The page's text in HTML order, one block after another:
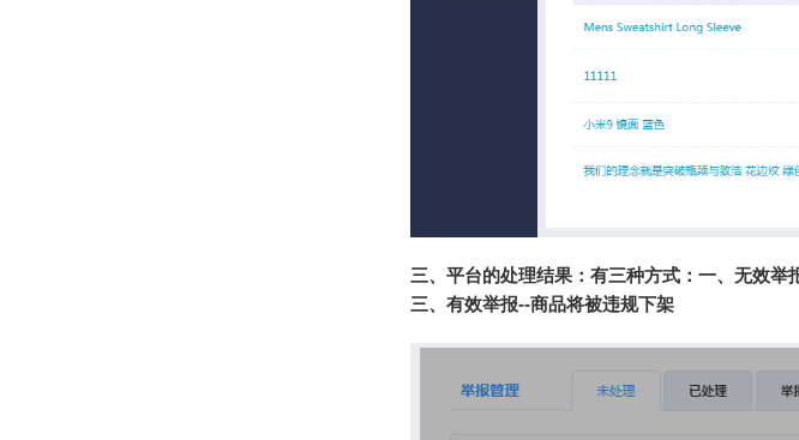
三、平台的处理结果：有三种方式：一、无效举
三、有效举报--商品将被违规下架